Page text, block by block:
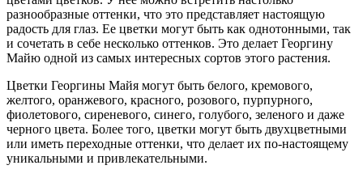
разнообразные оттенки, что это представляет настоящую
радость для глаз. Ее цветки могут быть как однотонными, так
и сочетать в себе несколько оттенков. Это делает Георгину
Майю одной из самых интересных сортов этого растения.
Цветки Георгины Майя могут быть белого, кремового,
желтого, оранжевого, красного, розового, пурпурного,
фиолетового, сиреневого, синего, голубого, зеленого и даже
черного цвета. Более того, цветки могут быть двухцветными
или иметь переходные оттенки, что делает их по-настоящему
уникальными и привлекательными.